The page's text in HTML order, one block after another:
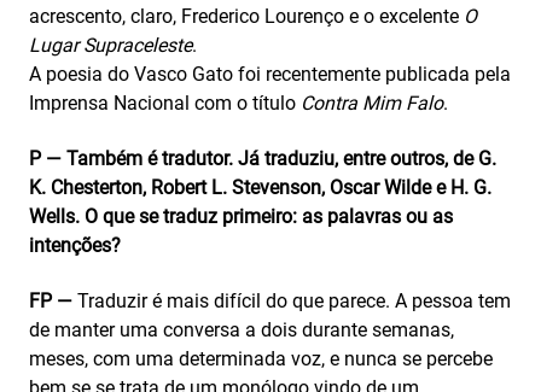
acrescento, claro, Frederico Lourenço e o excelente O
Lugar Supraceleste.
A poesia do Vasco Gato foi recentemente publicada pela
Imprensa Nacional com o título Contra Mim Falo.
P — Também é tradutor. Já traduziu, entre outros, de G.
K. Chesterton, Robert L. Stevenson, Oscar Wilde e H. G.
Wells. O que se traduz primeiro: as palavras ou as
intenções?
FP — Traduzir é mais difícil do que parece. A pessoa tem
de manter uma conversa a dois durante semanas,
meses, com uma determinada voz, e nunca se percebe